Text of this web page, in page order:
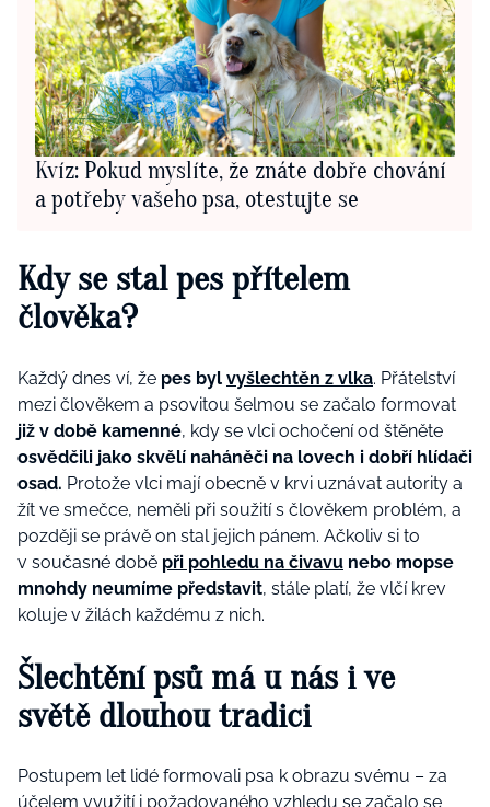
Kvíz: Pokud myslíte, že znáte dobře chování
a potřeby vašeho psa, otestujte se
Kdy se stal pes přítelem
člověka?
Každý dnes ví, že pes byl vyšlechtěn z vlka. Přátelství
mezi člověkem a psovitou šelmou se začalo formovat
již v době kamenné, kdy se vlci ochočení od štěněte
osvědčili jako skvělí naháněči na lovech i dobří hlídači
osad. Protože vlci mají obecně v krvi uznávat autority a
žít ve smečce, neměli při soužití s člověkem problém, a
později se právě on stal jejich pánem. Ačkoliv si to
v současné době při pohledu na čivavu nebo mopse
mnohdy neumíme představit, stále platí, že vlčí krev
koluje v žilách každému z nich.
Šlechtění psů má u nás i ve
světě dlouhou tradici
Postupem let lidé formovali psa k obrazu svému – za
účelem využití i požadovaného vzhledu se začalo se